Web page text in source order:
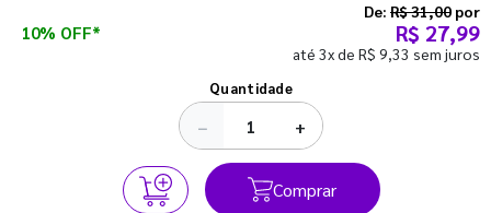
10% OFF*
De: R$ 31,00 por
R$ 27,99
até 3x de R$ 9,33 sem juros
Quantidade
− +
Comprar